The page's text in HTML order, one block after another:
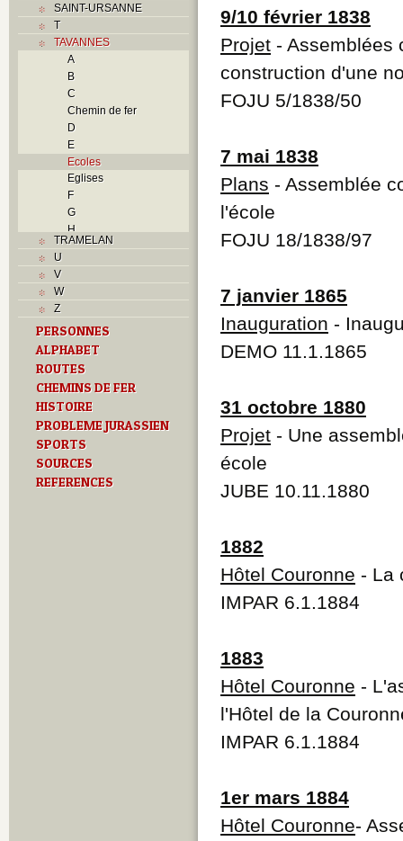
SAINT-URSANNE
T
TAVANNES
A
B
C
Chemin de fer
D
E
Ecoles
Eglises
F
G
H
I
P
Problème jurassien
R
Routes
S
Textes
Z
TRAMELAN
U
V
W
Z
PERSONNES
ALPHABET
ROUTES
CHEMINS DE FER
HISTOIRE
PROBLEME JURASSIEN
SPORTS
SOURCES
REFERENCES
9/10 février 1838
Projet - Assemblées
construction d'une
FOJU 5/1838/50
7 mai 1838
Plans - Assemblée
l'école
FOJU 18/1838/97
7 janvier 1865
Inauguration -
DEMO 11.1.1865
31 octobre 1880
Projet - Une
école
JUBE 10.11.1880
1882
Hôtel Couronne - La
IMPAR 6.1.1884
1883
Hôtel Couronne -
l'Hôtel de la
IMPAR 6.1.1884
1er mars 1884
Hôtel Couronne-